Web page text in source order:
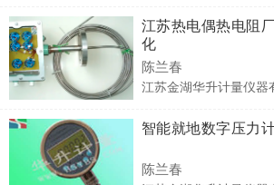
江苏热电偶热电阻
化
陈兰春
江苏金湖华升计量仪器
智能就地数字压力
陈兰春